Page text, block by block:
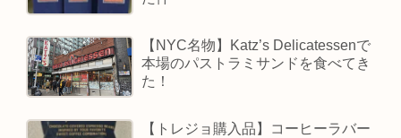
【NYC名物】Katz’s Delicatessenで
本場のパストラミサンドを食べてき
た！
【トレジョ購入品】コーヒーラバー